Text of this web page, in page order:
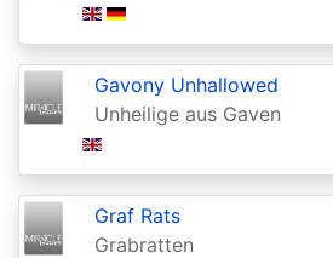
Commander
Baldurs
Gate:
Battle
for
Gavony Unhallowed
Unheilige aus Gaven
Graf Rats
Grabratten